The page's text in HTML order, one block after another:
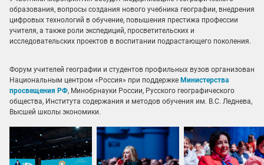
образования, вопросы создания нового учебника географии, внедрения
цифровых технологий в обучение, повышения престижа профессии
учителя, а также роли экспедиций, просветительских и
исследовательских проектов в воспитании подрастающего поколения.
Форум учителей географии и студентов профильных вузов организован
Национальным центром «Россия» при поддержке Министерства
просвещения РФ, Минобрнауки России, Русского географического
общества, Института содержания и методов обучения им. В.С. Леднева,
Высшей школы экономики.